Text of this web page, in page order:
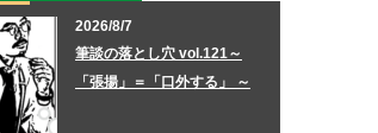
2026/8/7
筆談の落とし穴 vol.121～
「張揚」＝「口外する」 ～